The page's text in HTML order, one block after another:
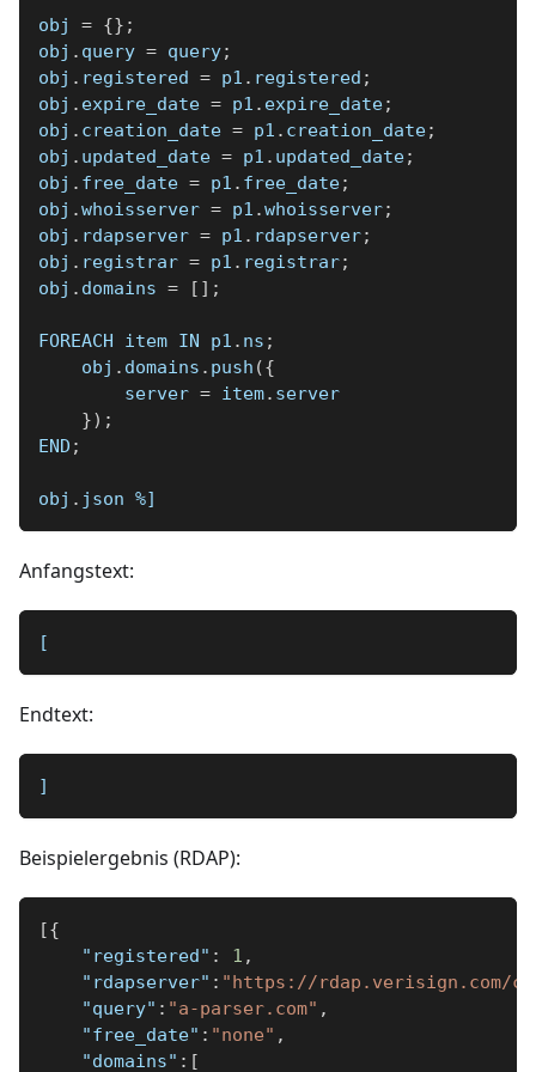
obj = {} ;
obj . query = query;
obj . registered = p1 . registered ;
obj . expire_date = p1 . expire_date;
obj . creation_date = p1 . creation_date;
obj . updated_date = p1 . updated_date;
obj . free_date = p1 . free_date;
obj .whoisserver = p1 .whoisserver;
obj . rdapserver = p1 . rdapserver;
obj . registrar = p1 . registrar;
obj . domains = [ ] ;
FOREACH item IN p1 . ns ;
    obj
. domains . push ({
        server
= item. server
}) ;
END ;
obj . json %]
Anfangstext:
[
Endtext:
]
Beispielergebnis (RDAP):
[{
"registered" : 1 ,
"rdapserver" : "https://rdap.verisign.com/
"query" : "a-parser.com" ,
"free_date" : "none" ,
"domains" : [